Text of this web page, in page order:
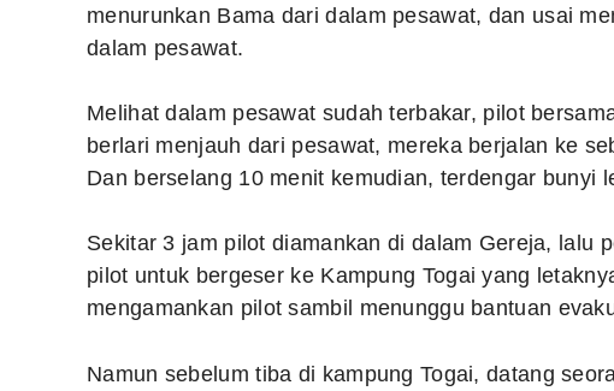
menurunkan Bama dari dalam pesawat, dan usai
dalam pesawat.
Melihat dalam pesawat sudah terbakar, pilot
berlari menjauh dari pesawat, mereka berjalan ke
Dan berselang 10 menit kemudian, terdengar bunyi
Sekitar 3 jam pilot diamankan di dalam Gereja, lalu
pilot untuk bergeser ke Kampung Togai yang
mengamankan pilot sambil menunggu bantuan
Namun sebelum tiba di kampung Togai, datang